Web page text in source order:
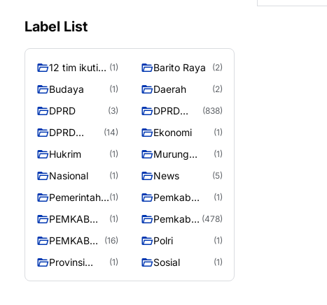
Label List
12 tim ikuti
liga pelajar
Murung
Raya
(1) Barito Raya (2)
Budaya (1) Daerah (2)
DPRD (3)
DPRD
Raya
(838)
DPRD
RAYA
(14) Ekonomi (1)
Hukrim (1)
Murung
(1)
Nasional (1) News (5)
Pemerintaha (1)
Pemkab
Barito Utara
(1)
PEMKAB
RAYA
(1)
Pemkab
Raya
(478)
PEMKAB
RAYA
(16) Polri (1)
Provinsi
(1) Sosial (1)